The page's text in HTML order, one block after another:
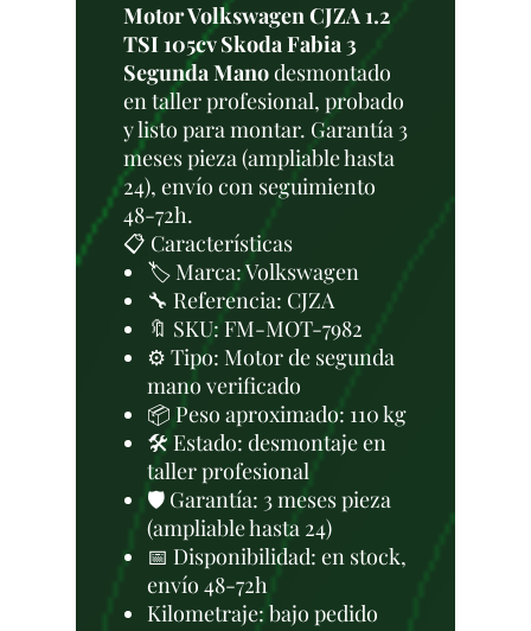
Motor Volkswagen CJZA 1.2
TSI 105cv Skoda Fabia 3
Segunda Manodesmontado
en taller profesional, probado
y listo para montar. Garantía 3
meses pieza (ampliable hasta
24), envío con seguimiento
48-72h.
📋 Características
🏷️ Marca: Volkswagen
🔧 Referencia: CJZA
🔖 SKU: FM-MOT-7982
⚙️ Tipo: Motor de segunda
mano verificado
📦 Peso aproximado: 110 kg
🛠 Estado: desmontaje en
taller profesional
🛡️ Garantía: 3 meses pieza
(ampliable hasta 24)
📅 Disponibilidad: en stock,
envío 48-72h
Kilometraje: bajo pedido